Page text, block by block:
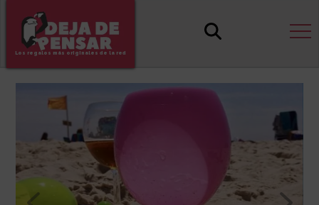
Los regalos más originales de la red